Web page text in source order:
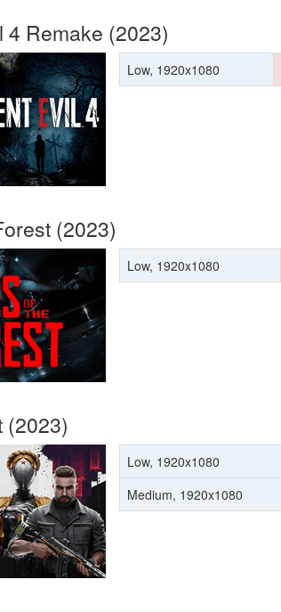
4 Remake (2023)
Low, 1920x1080
(2023)
Low, 1920x1080
(2023)
Low, 1920x1080
Medium, 1920x1080